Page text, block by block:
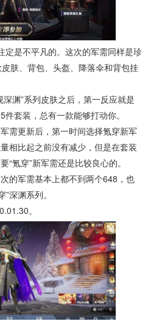
定是不平凡的。这次的军需同样是珍
肤、背包、头盔、降落伞和背包挂
渊”系列皮肤之后，第一反应就是
套装，总有一款能够打动你。
需更新后，第一时间选择氪穿新军
相比起之前没有减少，但是在套装
氪穿”新军需还是比较良心的。
的军需基本上都不到两个648，也
深渊系列。
。